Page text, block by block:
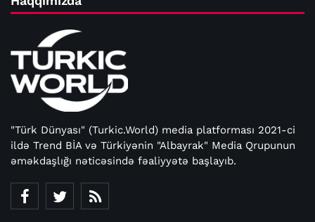
"Türk Dünyası" (Turkic.World) media platforması 2021-ci
ildə Trend BİA və Türkiyənin "Albayrak" Media Qrupunun
əməkdaşlığı nəticəsində fəaliyyətə başlayıb.